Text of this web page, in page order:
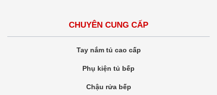
CHUYÊN CUNG CẤP
Tay nắm tủ cao cấp
Phụ kiện tủ bếp
Chậu rửa bếp